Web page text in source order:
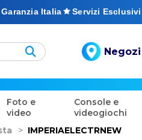
Garanzia Italia Servizi Esclusivi
Negozi
Foto e
video
Console e
videogiochi
> IMPERIAELECTRNEW